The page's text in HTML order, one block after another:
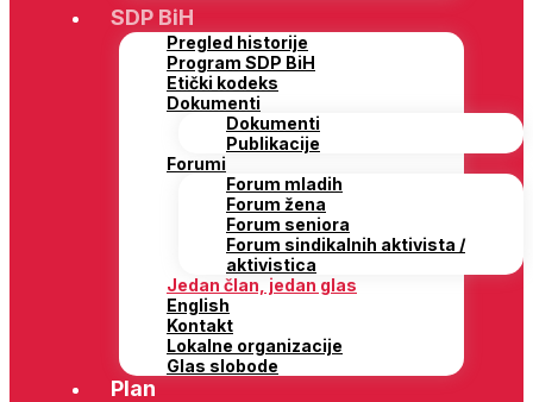
SDP BiH
Pregled historije
Program SDP BiH
Etički kodeks
Dokumenti
Dokumenti
Publikacije
Forumi
Forum mladih
Forum žena
Forum seniora
Forum sindikalnih aktivista /
aktivistica
Jedan član, jedan glas
English
Kontakt
Lokalne organizacije
Glas slobode
Plan